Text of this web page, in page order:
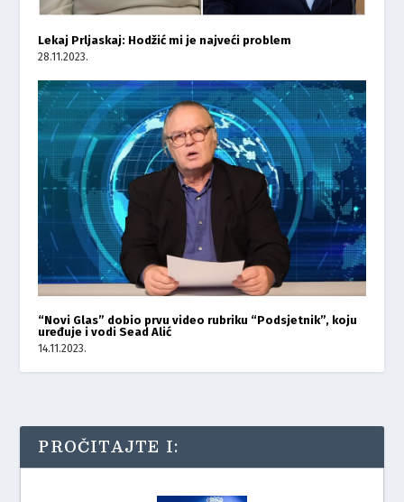
Lekaj Prljaskaj: Hodžić mi je najveći problem
28.11.2023.
“Novi Glas” dobio prvu video rubriku “Podsjetnik”, koju
uređuje i vodi Sead Alić
14.11.2023.
PROČITAJTE I: